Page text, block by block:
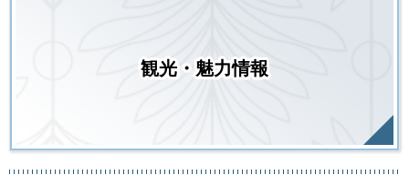
観光・魅力情報